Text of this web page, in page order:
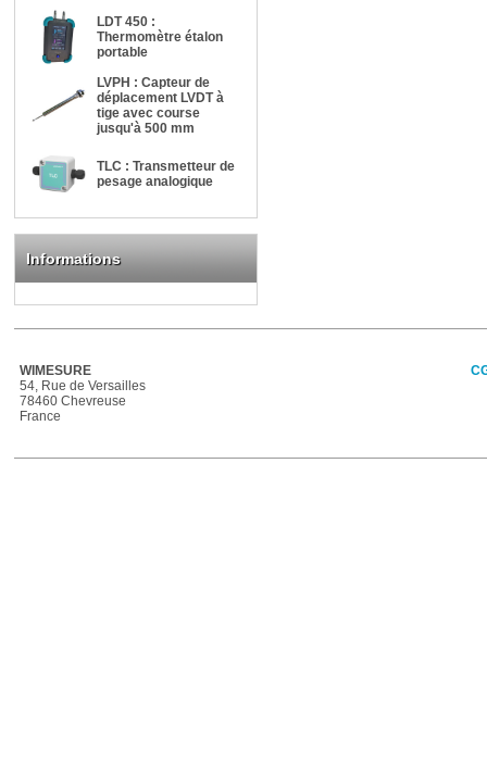
LDT 450 :
Thermomètre étalon
portable
LVPH : Capteur de
déplacement LVDT à
tige avec course
jusqu'à 500 mm
TLC : Transmetteur de
pesage analogique
Informations
WIMESURE
54, Rue de Versailles
78460 Chevreuse
France